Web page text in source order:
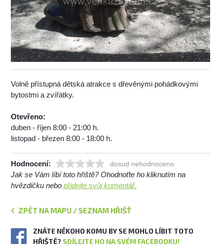
Volně přístupná dětská atrakce s dřevěnými pohádkovými
bytostmi a zvířátky.
Otevřeno:
duben - říjen 8:00 - 21:00 h.
listopad - březen 8:00 - 18:00 h.
Hodnocení: dosud nehodnoceno
Jak se Vám líbí toto hřiště? Ohodnoťte ho kliknutím na
hvězdičku nebopřidejte svůj komentář.
ZPĚT NA MAPU / SEZNAM HŘIŠŤ
ZNÁTE NĚKOHO KOMU BY SE MOHLO LÍBIT TOTO
HŘIŠTĚ? SDÍLEJTE HO NA SVÉM FACEBOOKU!